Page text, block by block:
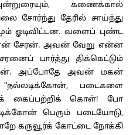
கணைக்கால்
சோர்ந்து தேரில் சாய்ந்து
ஓடிவிட்டன. வளைப் புண்ட
சேரன். அவன் வேறு என்ன
பார்த்து திக்கெட்டும்
அப்போதே அவன் மகன்
படைகளை
கைப்பற்றிக் கொள்! போ
பெரும் படையோடு,
கருவூர்க் கோட்டை நோக்கி